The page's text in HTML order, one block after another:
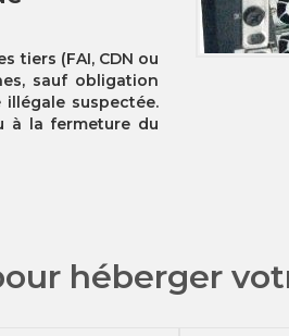
tiers (FAI, CDN ou
sauf obligation
suspectée.
à la fermeture du
héberger